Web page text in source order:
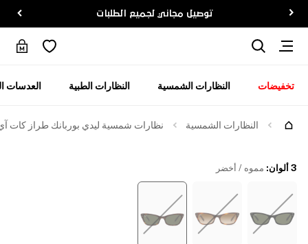
توصيل مجاني لجميع الطلبات
تخفيضات النظارات الشمسية النظارات الطبية العدسات
النظارات الشمسية نظارات شمسية ليدي بوربانك طراز كات
3 ألوان : مموه / أخضر